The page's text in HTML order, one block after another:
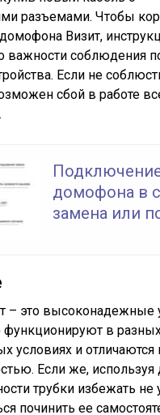
разъемами. Чтобы
Визит,
важности соблюдения
Если не
сбой в работе
домофона в
замена или
это высоконадежные
в
условиях и
Если же,
трубки избежать не
починить ее